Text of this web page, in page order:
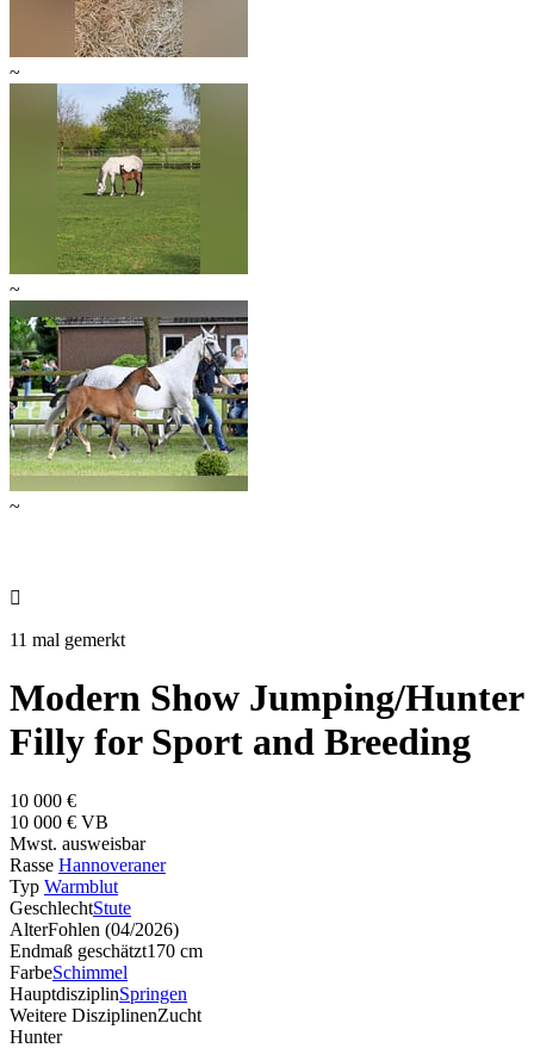
~
~
~

11 mal gemerkt
Modern Show Jumping/Hunter
Filly for Sport and Breeding
10 000 €
10 000 € VB
Mwst. ausweisbar
Rasse Hannoveraner
Typ Warmblut
GeschlechtStute
AlterFohlen (04/2026)
Endmaß geschätzt170 cm
FarbeSchimmel
HauptdisziplinSpringen
Weitere DisziplinenZucht
Hunter